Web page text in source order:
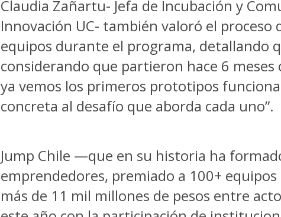
Claudia Zañartu- Jefa de Incubación y
Innovación UC- también valoró el
equipos durante el programa, detallando
considerando que partieron hace 6
ya vemos los primeros prototipos
concreta al desafío que aborda cada uno”.
Jump Chile —que en su historia ha
emprendedores, premiado a 100+
más de 11 mil millones de pesos entre